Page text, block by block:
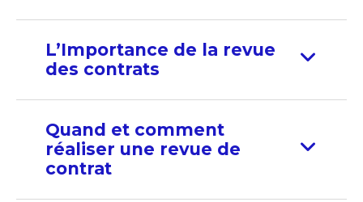
L’Importance de la revue
des contrats
Quand et comment
réaliser une revue de
contrat